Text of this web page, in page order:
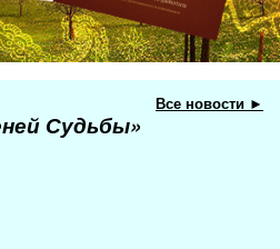
Все новости ►
Судьбы»